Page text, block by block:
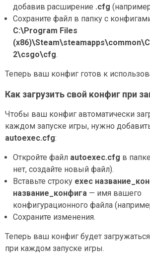
добавив расширение .cfg
Сохраните файл в папку с
C:\Program Files
2\csgo\cfg.
Теперь ваш конфиг готов к
Как загрузить свой конфиг при
Чтобы ваш конфиг автоматически
каждом запуске игры, нужно
autoexec.cfg:
Откройте файл autoexec.cfg в папке
нет, создайте новый файл).
Вставьте строку exec
название_конфига — имя вашего
конфигурационного файла
Сохраните изменения.
Теперь ваш конфиг будет
при каждом запуске игры.